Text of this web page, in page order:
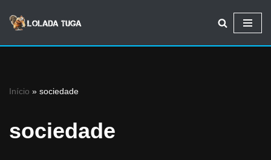
Avançar
Início » sociedade
sociedade